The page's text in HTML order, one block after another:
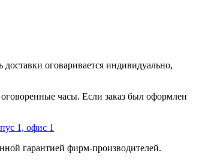
оговаривается индивидуально,
часы. Если заказ был оформлен
1, офис 1
гарантией фирм-производителей.